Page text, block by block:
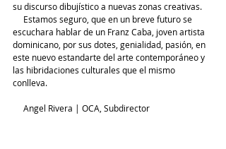
su discurso dibujístico a nuevas zonas creativas.
escuchara hablar de un Franz Caba, joven artista
dominicano, por sus dotes, genialidad, pasión, en
este nuevo estandarte del arte contemporáneo y
las hibridaciones culturales que el mismo
conlleva.
     Angel Rivera | OCA, Subdirector